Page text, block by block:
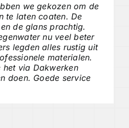
we gekozen om de
te laten coaten. De
de glans prachtig.
nu veel beter
legden alles rustig uit
materialen.
via Dakwerken
doen. Goede service